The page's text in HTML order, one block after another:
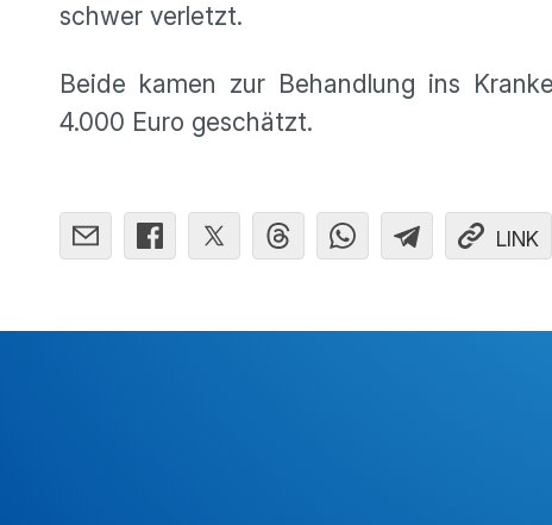
schwer verletzt.
Beide kamen zur Behandlung ins
4.000 Euro geschätzt.
LINK